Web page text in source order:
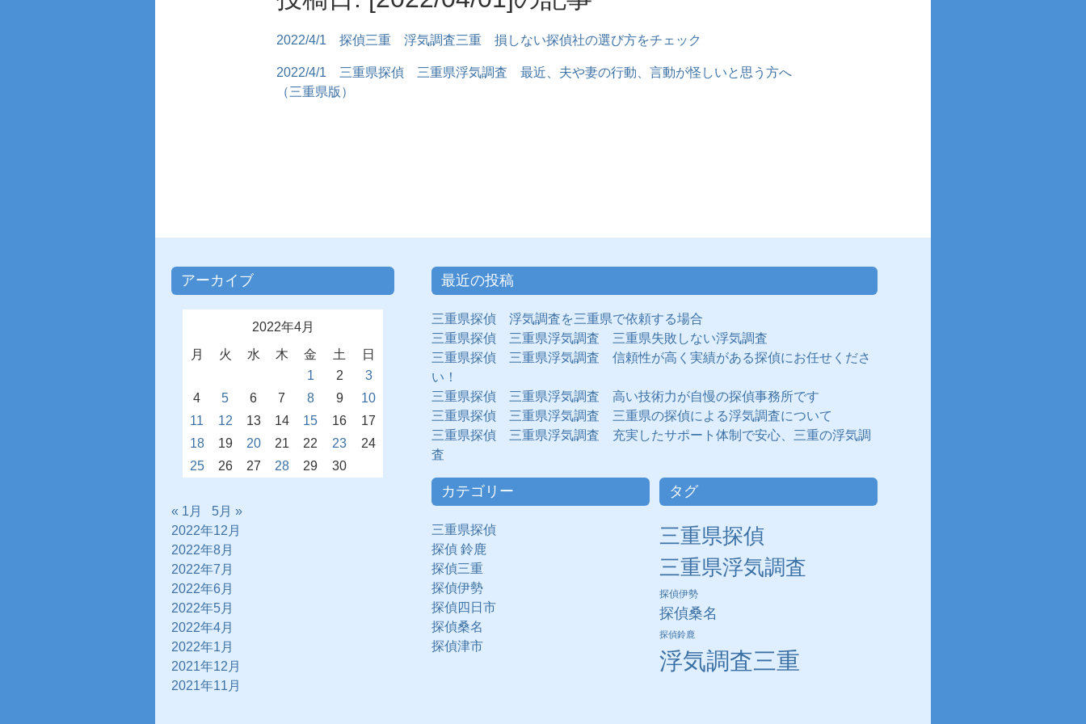
2022/4/1 探偵三重 浮気調査三重 損しない探偵社の選び方をチェック
2022/4/1
三重県探偵 三重県浮気調査 最近、夫や妻の行動、言動が怪しいと思う方へ
（三重県版）
アーカイブ
2022年4月
月
火 水 木 金 土
日
1
2
3
4
5 6 7 8 9
10
11
12 13 14 15 16
17
18
19 20 21 22 23
24
25
26 27 28 29 30
« 1月
5月 »
2022年12月
2022年8月
2022年7月
2022年6月
2022年5月
2022年4月
2022年1月
2021年12月
2021年11月
最近の投稿
三重県探偵 浮気調査を三重県で依頼する場合
三重県探偵 三重県浮気調査 三重県失敗しない浮気調査
三重県探偵 三重県浮気調査 信頼性が高く実績がある探偵にお任せくださ
い！
三重県探偵 三重県浮気調査 高い技術力が自慢の探偵事務所です
三重県探偵 三重県浮気調査 三重県の探偵による浮気調査について
三重県探偵 三重県浮気調査 充実したサポート体制で安心、三重の浮気調
査
カテゴリー
三重県探偵
探偵 鈴鹿
探偵三重
探偵伊勢
探偵四日市
探偵桑名
探偵津市
タグ
三重県探偵
三重県浮気調査
探偵伊勢
探偵桑名
探偵鈴鹿
浮気調査三重